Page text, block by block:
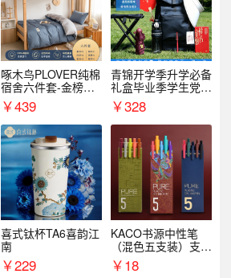
啄木鸟PLOVER纯棉
宿舍六件套-金榜题
名
￥439
青锦开学季升学必备
礼盒毕业季学生党户
外出行备考装备礼品
￥328
喜式钛杯TA6喜韵江
南
￥229
KACO书源中性笔
（混色五支装）支持
logo定制
￥18